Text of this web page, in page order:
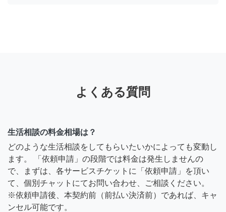
よくある質問
生活相談の料金相場は？
どのような生活相談をしてもらいたいかによっても変動し
ます。 「依頼申請」の段階では料金は発生しませんの
で、まずは、各サービスチケットに「依頼申請」を頂い
て、個別チャットにてお問い合わせ、ご相談ください。
※依頼申請後、本契約前（前払い決済前）であれば、キャ
ンセル可能です。